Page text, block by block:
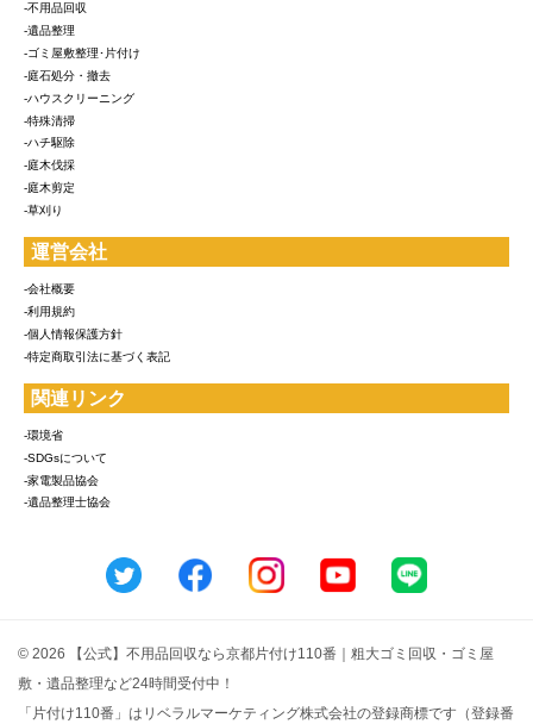
-不用品回収
-遺品整理
-ゴミ屋敷整理･片付け
-庭石処分・撤去
-ハウスクリーニング
-特殊清掃
-ハチ駆除
-庭木伐採
-庭木剪定
-草刈り
運営会社
-会社概要
-利用規約
-個人情報保護方針
-特定商取引法に基づく表記
関連リンク
-環境省
-SDGsについて
-家電製品協会
-遺品整理士協会
© 2026 【公式】不用品回収なら京都片付け110番｜粗大ゴミ回収・ゴミ屋
敷・遺品整理など24時間受付中！
「片付け110番」はリベラルマーケティング株式会社の登録商標です（登録番